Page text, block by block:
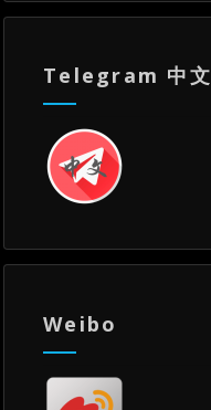
Telegram 中文
Weibo